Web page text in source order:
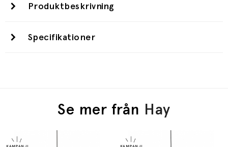
Produktbeskrivning
Specifikationer
Se mer från Hay